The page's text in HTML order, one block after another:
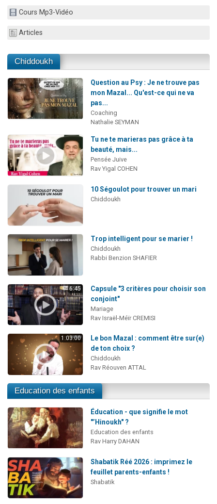
Cours Mp3-Vidéo
Articles
Chiddoukh
Question au Psy : Je ne trouve pas
mon Mazal... Qu'est-ce qui ne va
pas...
Coaching
Nathalie SEYMAN
Tu ne te marieras pas grâce à ta
beauté, mais...
Pensée Juive
Rav Yigal COHEN
10 Ségoulot pour trouver un mari
Chiddoukh
Trop intelligent pour se marier !
Chiddoukh
Rabbi Benzion SHAFIER
6:45
Capsule "3 critères pour choisir son
conjoint"
Mariage
Rav Israël-Méïr CREMISI
1:03:00
Le bon Mazal : comment être sur(e)
de ton choix ?
Chiddoukh
Rav Réouven ATTAL
Education des enfants
Éducation - que signifie le mot
"’Hinoukh" ?
Education des enfants
Rav Harry DAHAN
Shabatik Réé 2026 : imprimez le
feuillet parents-enfants !
Shabatik